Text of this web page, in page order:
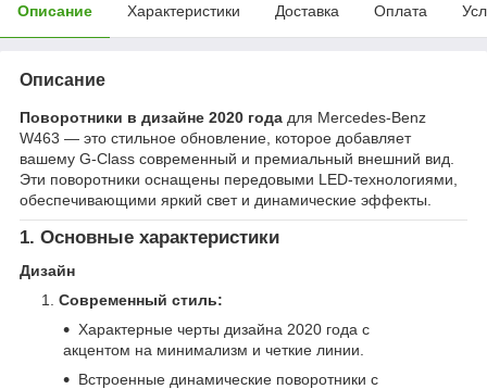
Описание Характеристики Доставка Оплата
Описание
Поворотники в дизайне 2020 года для Mercedes-Benz
W463 — это стильное обновление, которое добавляет
вашему G-Class современный и премиальный внешний вид.
Эти поворотники оснащены передовыми LED-технологиями,
обеспечивающими яркий свет и динамические эффекты.
1. Основные характеристики
Дизайн
Современный стиль:
Характерные черты дизайна 2020 года с
акцентом на минимализм и четкие линии.
Встроенные динамические поворотники с